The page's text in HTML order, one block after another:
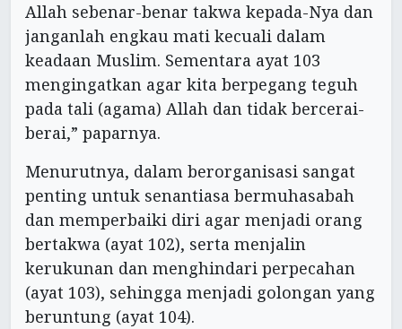
Allah sebenar-benar takwa kepada-Nya dan
janganlah engkau mati kecuali dalam
keadaan Muslim. Sementara ayat 103
mengingatkan agar kita berpegang teguh
pada tali (agama) Allah dan tidak bercerai-
berai,” paparnya.
Menurutnya, dalam berorganisasi sangat
penting untuk senantiasa bermuhasabah
dan memperbaiki diri agar menjadi orang
bertakwa (ayat 102), serta menjalin
kerukunan dan menghindari perpecahan
(ayat 103), sehingga menjadi golongan yang
beruntung (ayat 104).